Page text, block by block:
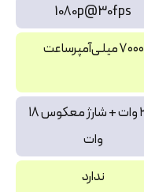
1080p@30fps
۷۰۰۰ میلی‌آمپرساعت
۳۳ وات + شارژ معکوس ۱۸
وات
ندارد